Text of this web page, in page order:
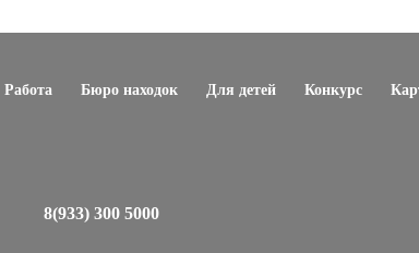
Работа Бюро находок Для детей Конкурс
8(933) 300 5000